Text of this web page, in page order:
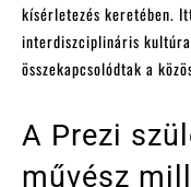
kísérletezés keretében.
interdiszciplináris
összekapcsolódtak a
A Prezi
művész